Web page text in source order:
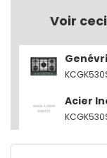
Voir
Acier